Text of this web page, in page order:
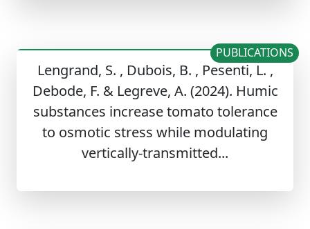
Lengrand, S. , Dubois, B. , Pesenti, L. ,
Debode, F. & Legreve, A. (2024). Humic
substances increase tomato tolerance
to osmotic stress while modulating
vertically-transmitted...
PUBLICATIONS